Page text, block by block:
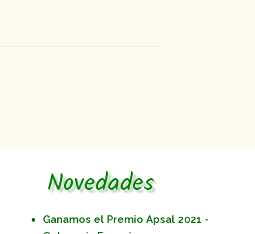
Novedades
Ganamos el Premio Apsal 2021 -